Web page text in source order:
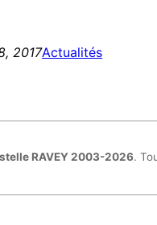
2017Actualités
RAVEY 2003-2026.